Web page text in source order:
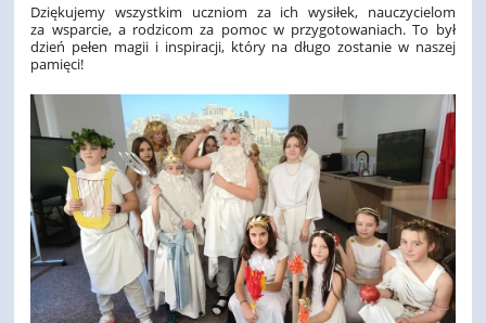
Dziękujemy wszystkim uczniom za ich wysiłek, nauczycielom
za wsparcie, a rodzicom za pomoc w przygotowaniach. To był
dzień pełen magii i inspiracji, który na długo zostanie w naszej
pamięci!